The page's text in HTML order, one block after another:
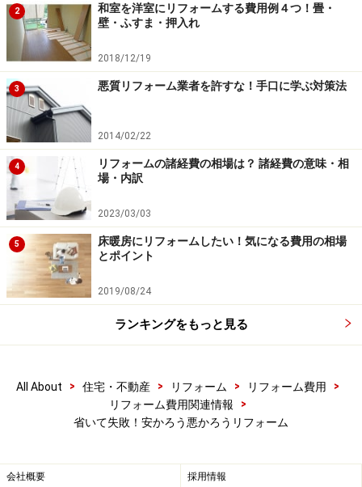
2
和室を洋室にリフォームする費用例４つ！畳・
壁・ふすま・押入れ
2018/12/19
3 悪質リフォーム業者を許すな！手口に学ぶ対策法
2014/02/22
4
リフォームの諸経費の相場は？ 諸経費の意味・相
場・内訳
2023/03/03
5
床暖房にリフォームしたい！気になる費用の相場
とポイント
2019/08/24
ランキングをもっと見る
All About > 住宅・不動産 > リフォーム > リフォーム費用
>
リフォーム費用関連情報
>
省いて失敗！安かろう悪かろうリフォーム
会社概要 採用情報